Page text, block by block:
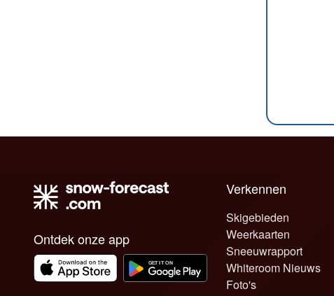
Ontdek onze app
Verkennen
Skigebieden
Weerkaarten
Sneeuwrapport
Whiteroom Nieuws
Foto's